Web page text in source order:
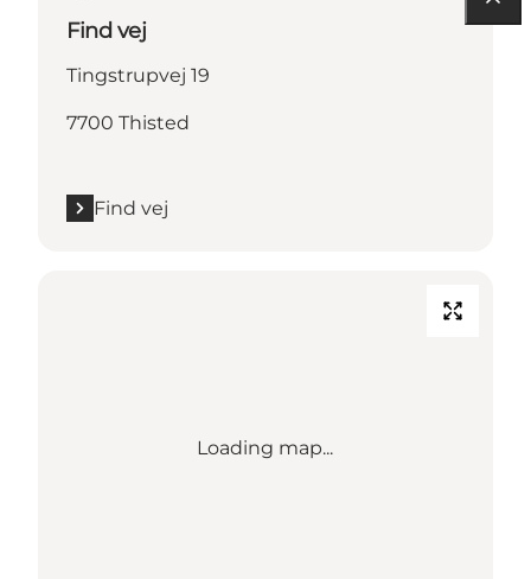
Find vej
Tingstrupvej 19
7700 Thisted
Find vej
Loading map...